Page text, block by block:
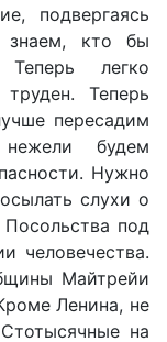
подвергаясь
знаем, кто бы
легко
Теперь
пересадим
будем
Нужно
слухи о
под
человечества.
Майтрейи
Ленина, не
на